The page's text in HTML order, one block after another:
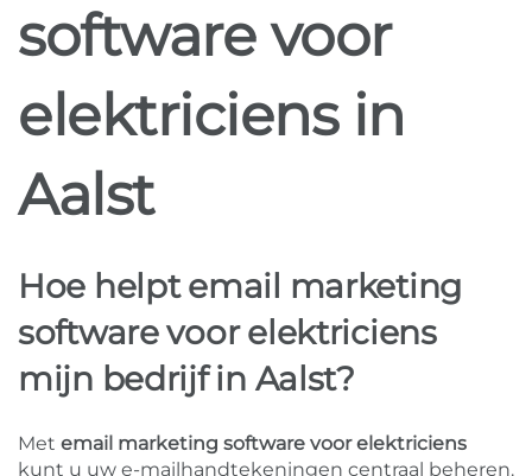
software voor
elektriciens in
Aalst
Hoe helpt email marketing
software voor elektriciens
mijn bedrijf in Aalst?
Met email marketing software voor elektriciens
kunt u uw e-mailhandtekeningen centraal beheren.